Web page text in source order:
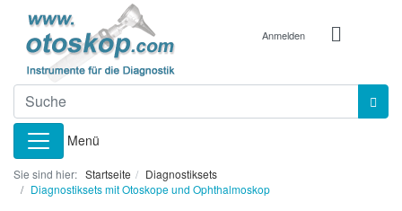
Anmelden
Menü
Sie sind hier: Startseite
Diagnostiksets
Diagnostiksets mit Otoskope und Ophthalmoskop